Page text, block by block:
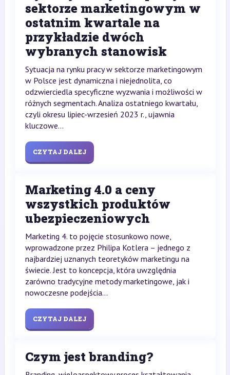
sektorze marketingowym w
ostatnim kwartale na
przykładzie dwóch
wybranych stanowisk
Sytuacja na rynku pracy w sektorze marketingowym
w Polsce jest dynamiczna i niejednolita, co
odzwierciedla specyficzne wyzwania i możliwości w
różnych segmentach. Analiza ostatniego kwartału,
czyli okresu lipiec-wrzesień 2023 r., ujawnia
kluczowe...
CZYTAJ DALEJ
Marketing 4.0 a ceny
wszystkich produktów
ubezpieczeniowych
Marketing 4. to pojęcie stosunkowo nowe,
wprowadzone przez Philipa Kotlera – jednego z
najbardziej uznanych teoretyków marketingu na
świecie. Jest to koncepcja, która uwzględnia
zarówno tradycyjne metody marketingowe, jak i
nowoczesne podejścia...
CZYTAJ DALEJ
Czym jest branding?